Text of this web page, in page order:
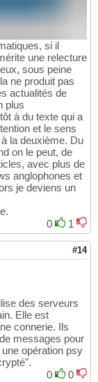
si il
une relecture
sous peine
ne produit pas
actualités de
plus
à du texte qui a
et le sens
la deuxième. Du
on le peut, de
avec plus de
anglophones et
je deviens un
0
1
#14
des serveurs
Elle est
connerie. Ils
messages pour
opération psy
0
0